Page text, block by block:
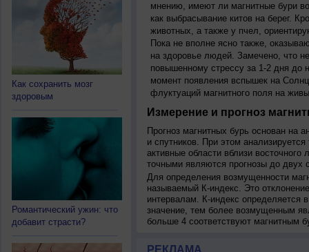
Как сохранить мозг
здоровым
Романтический ужин: что
добавит страсти?
мнению, имеют ли магнитные бури
как выбрасывание китов на берег.
животных, а также у пчел,
Пока не вполне ясно также,
на здоровье людей. Замечено, что
повышенному стрессу за 1-2 дня до
момент появления вспышек на
флуктуаций магнитного поля на
Измерение и прогноз
Прогноз магнитных бурь основан на
и спутников. При этом
активные области вблизи
точными являются прогнозы до двух
Для определения возмущенности
называемый К-индекс. Это
интервалам. К-индекс определяется
значение, тем более возмущенным
больше 4 соответствуют магнитным
РЕКЛАМА